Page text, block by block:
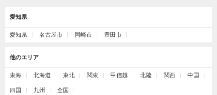
愛知県
愛知県 名古屋市 岡崎市 豊田市
他のエリア
東海 北海道 東北 関東 甲信越 北陸 関西 中国
四国 九州 全国